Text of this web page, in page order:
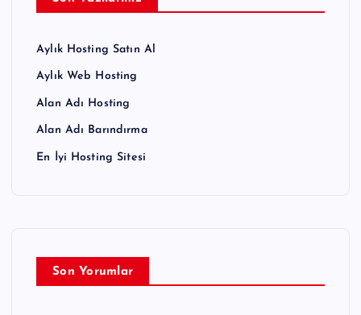
Aylık Hosting Satın Al
Aylık Web Hosting
Alan Adı Hosting
Alan Adı Barındırma
En İyi Hosting Sitesi
Son Yorumlar